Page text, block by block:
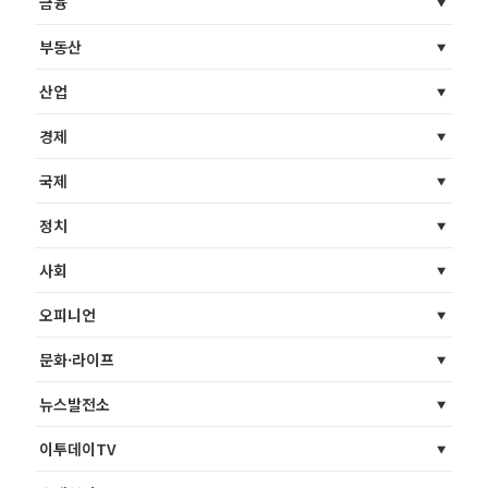
부동산
산업
경제
국제
정치
사회
오피니언
문화·라이프
뉴스발전소
이투데이TV